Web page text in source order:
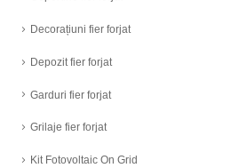
Decorațiuni fier forjat
Depozit fier forjat
Garduri fier forjat
Grilaje fier forjat
Kit Fotovoltaic On Grid